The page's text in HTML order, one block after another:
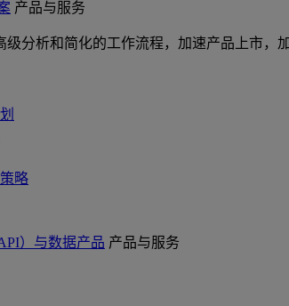
产品与服务
级分析和简化的工作流程，加速产品上市，
略
）与数据产品 产品与服务